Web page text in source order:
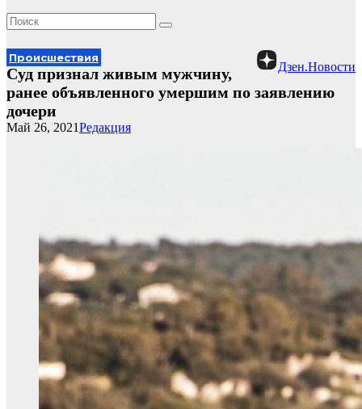
Дзен.Новости
Происшествия
Суд признал живым мужчину,
ранее объявленного умершим по заявлению
дочери
Редакция
Май 26, 2021